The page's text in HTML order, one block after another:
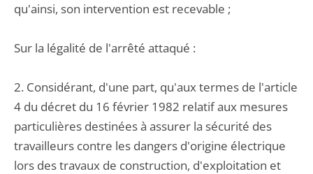
qu'ainsi, son intervention est recevable ;
Sur la légalité de l'arrêté attaqué :
2. Considérant, d'une part, qu'aux termes de l'article
4 du décret du 16 février 1982 relatif aux mesures
particulières destinées à assurer la sécurité des
travailleurs contre les dangers d'origine électrique
lors des travaux de construction, d'exploitation et